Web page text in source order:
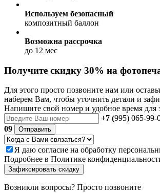
Используем безопасный
композитный баллон
Возможна рассрочка
до 12 мес
Получите скидку 30% на
Для этого просто позвоните нам или
наберем Вам, чтобы уточнить детали и
Напишите свой номер и удобное время для
+7 (995) 065-99-
09
Отправить
Я даю согласие на обработку
Подробнее в Политике
Зафиксировать скидку
Возникли вопросы? Просто позвоните